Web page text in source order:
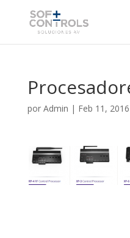
por Admin | Feb 11, 2016